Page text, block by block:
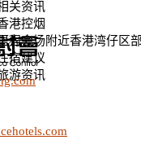
关资讯
港控烟
程
宿建议
游资讯
为会场附近香港湾仔区